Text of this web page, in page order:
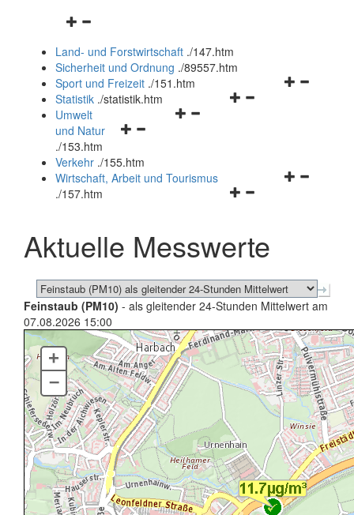
Navigationsmenü
und
schließen
Land- und Forstwirtschaft ./147.htm
Sicherheit und Ordnung ./89557.htm
Navigationsmenü
Sport und Freizeit ./151.htm
Navigationsmenü
Statistik ./statistik.htm
Navigationsmenü
und
schließen
Umwelt
und Natur
./153.htm
Verkehr ./155.htm
Navigationsmenü
schließen
Wirtschaft, Arbeit und Tourismus
./157.htm
Aktuelle Messwerte
Feinstaub (PM10) - als gleitender 24-Stunden Mittelwert am
07.08.2026 15:00
+
–